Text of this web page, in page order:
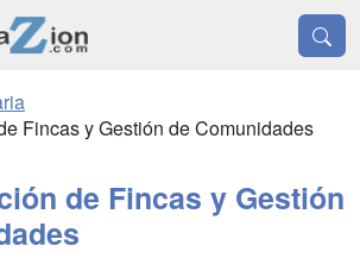
Fincas y Gestión de Comunidades
de Fincas y Gestión